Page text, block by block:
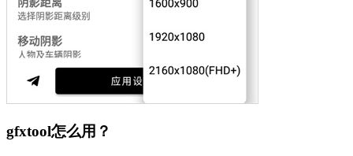
gfxtool怎么用？